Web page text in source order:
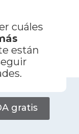
cuáles
están
gratis